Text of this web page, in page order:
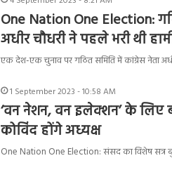
One Nation One Election:
अधीर चौधरी ने पहले भरी थी
एक देश-एक चुनाव पर गठित समिति में कांग्रेस नेता
1 September 2023 - 10:58 AM
‘वन नेशन, वन इलेक्शन’ के लिए
कोविंद होंगे अध्यक्ष
One Nation One Election: संसद का विशेष सत्र